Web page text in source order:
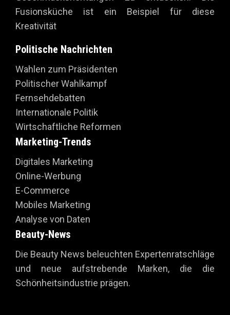
Fusionsküche ist ein Beispiel für diese
Kreativität
Politische Nachrichten
Wahlen zum Präsidenten
Politischer Wahlkampf
Fernsehdebatten
Internationale Politik
Wirtschaftliche Reformen
Marketing-Trends
Digitales Marketing
Online-Werbung
E-Commerce
Mobiles Marketing
Analyse von Daten
Beauty-News
Die Beauty News beleuchten Expertenratschläge
und neue aufstrebende Marken, die die
Schönheitsindustrie prägen.